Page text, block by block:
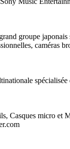
groupe
caméras
Casques micro et